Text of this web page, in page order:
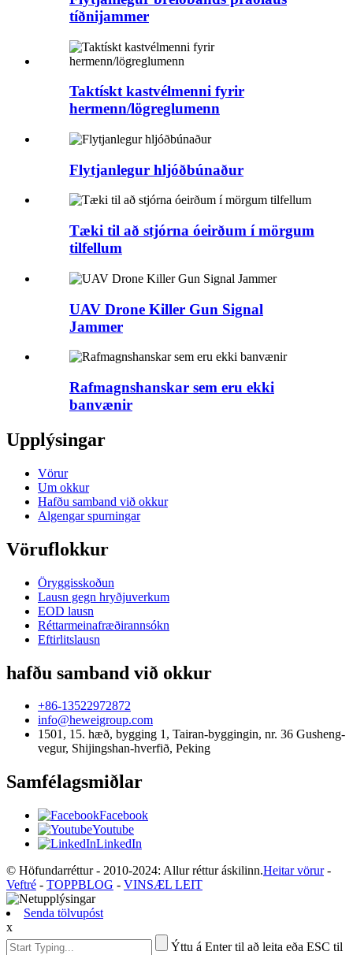
tíðnijammer
Taktískt kastvélmenni fyrir
hermenn/lögreglumenn
Flytjanlegur hljóðbúnaður
Tæki til að stjórna óeirðum í mörgum
tilfellum
UAV Drone Killer Gun Signal
Jammer
Rafmagnshanskar sem eru ekki
banvænir
Upplýsingar
Vörur
Um okkur
Hafðu samband við okkur
Algengar spurningar
Vöruflokkur
Öryggisskoðun
Lausn gegn hryðjuverkum
EOD lausn
Réttarmeinafræðirannsókn
Eftirlitslausn
hafðu samband við okkur
+86-13522972872
info@heweigroup.com
1501, 15. hæð, bygging 1, Tairan-byggingin, nr. 36 Gusheng-
vegur, Shijingshan-hverfið, Peking
Samfélagsmiðlar
Facebook
Youtube
LinkedIn
© Höfundarréttur - 2010-2024: Allur réttur áskilinn.Heitar vörur-
Veftré - TOPPBLOG - VINSÆL LEIT
Senda tölvupóst
x
Ýttu á Enter til að leita eða ESC til